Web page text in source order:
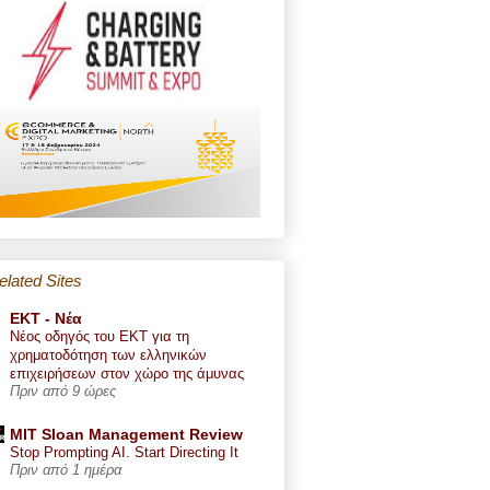
Sites
ΕΚΤ - Nέα
Νέος οδηγός του ΕΚΤ για τη
χρηματοδότηση των ελληνικών
επιχειρήσεων στον χώρο της άμυνας
Πριν από 9 ώρες
MIT Sloan Management Review
Stop Prompting AI. Start Directing It
Πριν από 1 ημέρα